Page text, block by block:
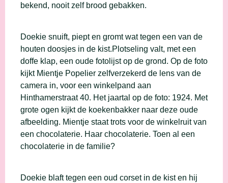
bekend, nooit zelf brood gebakken.
Doekie snuift, piept en gromt wat tegen een van de
houten doosjes in de kist.Plotseling valt, met een
doffe klap, een oude fotolijst op de grond. Op de foto
kijkt Mientje Popelier zelfverzekerd de lens van de
camera in, voor een winkelpand aan
Hinthamerstraat 40. Het jaartal op de foto: 1924. Met
grote ogen kijkt de koekenbakker naar deze oude
afbeelding. Mientje staat trots voor de winkelruit van
een chocolaterie. Haar chocolaterie. Toen al een
chocolaterie in de familie?
Doekie blaft tegen een oud corset in de kist en hij